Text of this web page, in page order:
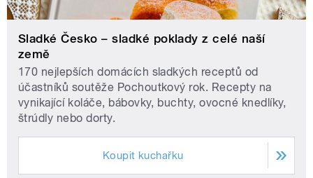
Sladké Česko – sladké poklady z celé naší
země
170 nejlepších domácích sladkých receptů od
účastníků soutěže Pochoutkový rok. Recepty na
vynikající koláče, bábovky, buchty, ovocné knedlíky,
štrúdly nebo dorty.
Koupit kuchařku